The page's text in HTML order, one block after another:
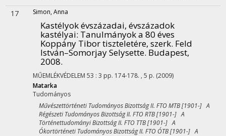
17 Simon, Anna
Kastélyok évszázadai, évszázadok
kastélyai: Tanulmányok a 80 éves
Koppány Tibor tiszteletére, szerk. Feld
István–Somorjay Selysette. Budapest,
2008.
MŰEMLÉKVÉDELEM 53 : 3 pp. 174-178. , 5 p. (2009)
Matarka
Tudományos
Művészettörténeti Tudományos Bizottság II. FTO MTB [1901-] A
Régészeti Tudományos Bizottság II. FTO RTB [1901-] A
Történettudományi Bizottság II. FTO TTB [1901-] A
Ókortörténeti Tudományos Bizottság II. FTO ÓTB [1901-] A